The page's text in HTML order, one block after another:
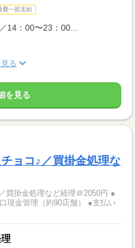
費一部支給
14：00〜23：00...
る
を見る
ョコ♪／買掛金処理な
掛金処理など経理＠2050円 ●
現金管理（約90店舗） ●支払い